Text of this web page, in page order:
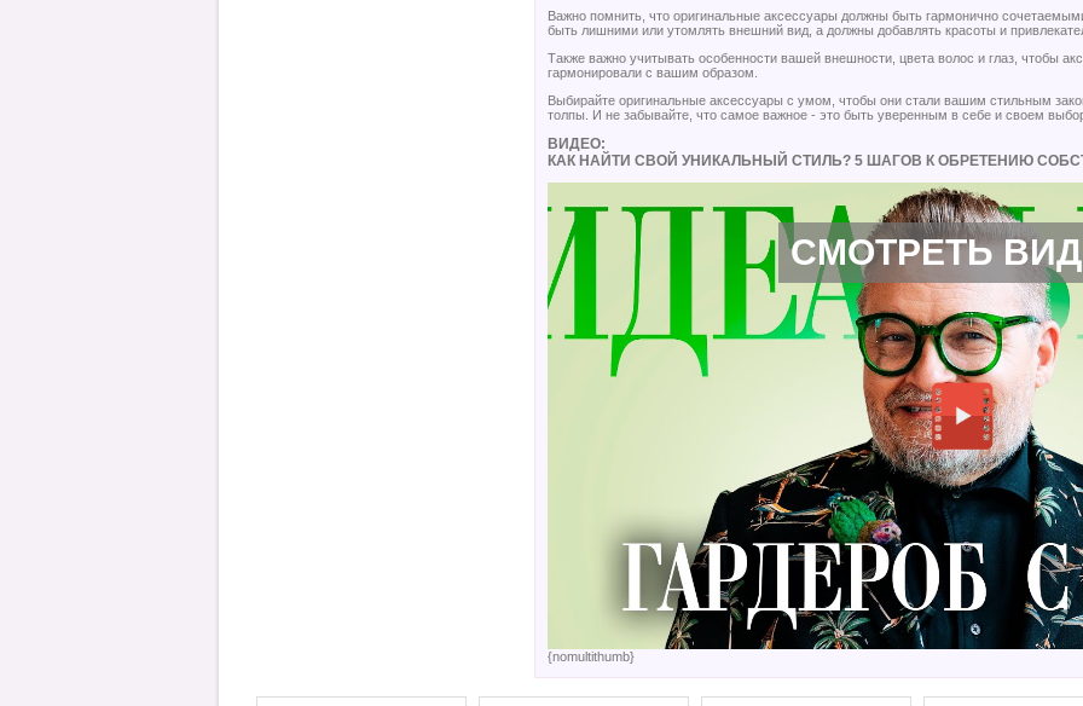
Важно помнить, что оригинальные аксессуары должны быть гармонично
быть лишними или утомлять внешний вид, а должны добавлять красоты и
Также важно учитывать особенности вашей внешности, цвета волос и глаз, чтобы
гармонировали с вашим образом.
Выбирайте оригинальные аксессуары с умом, чтобы они стали вашим стильным
толпы. И не забывайте, что самое важное - это быть уверенным в себе и своем
ВИДЕО:
КАК НАЙТИ СВОЙ УНИКАЛЬНЫЙ СТИЛЬ? 5 ШАГОВ К ОБРЕТЕНИЮ
СМОТРЕТЬ
{nomultithumb}